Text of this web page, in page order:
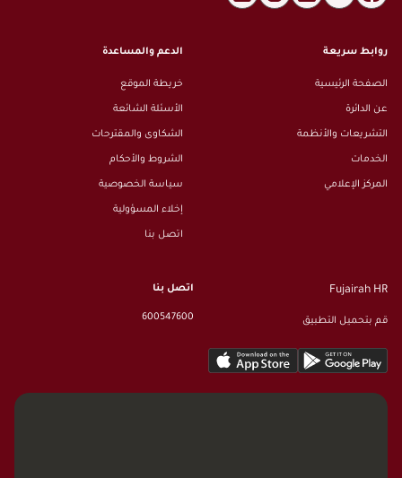
روابط سريعة
الصفحة الرئيسية
عن الدائرة
التشريعات والأنظمة
الخدمات
المركز الإعلامي
الدعم والمساعدة
خريطة الموقع
الأسئلة الشائعة
الشكاوى والمقترحات
الشروط والأحكام
سياسة الخصوصية
إخلاء المسؤولية
اتصل بنا
اتصل بنا
600547600
Fujairah HR
قم بتحميل التطبيق